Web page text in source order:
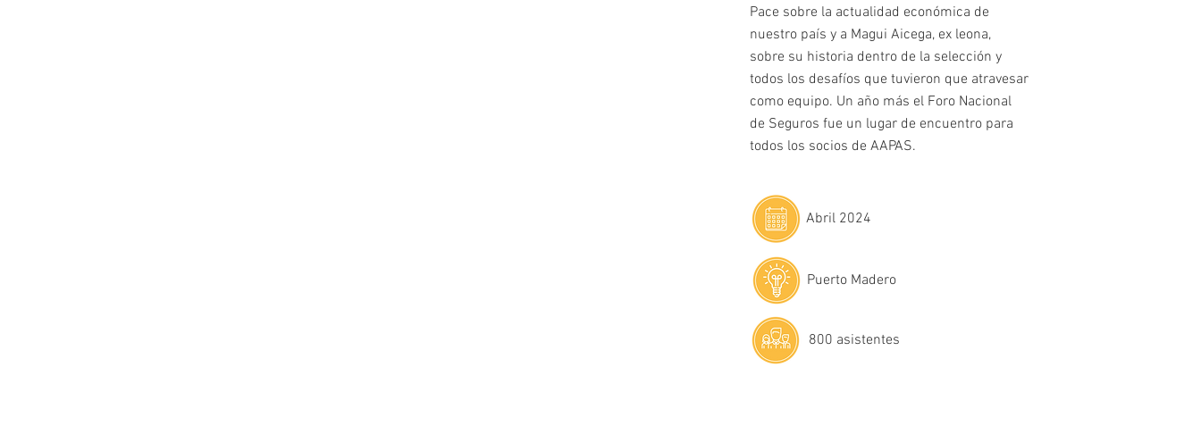
Pace sobre la actualidad económica de
nuestro país y a Magui Aicega, ex leona,
sobre su historia dentro de la selección y
todos los desafíos que tuvieron que atravesar
como equipo. Un año más el Foro Nacional
de Seguros fue un lugar de encuentro para
todos los socios de AAPAS.
Abril 2024
Puerto Madero
800 asistentes